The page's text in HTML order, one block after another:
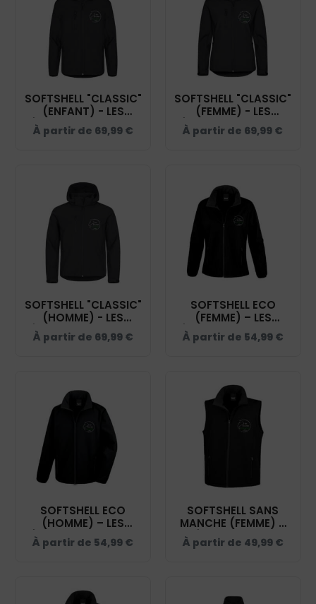
SOFTSHELL "CLASSIC"
(ENFANT) - LES
ÉCURIES D'ELENDIL -
NOIR - 0200909
À partir de 69,99 €
SOFTSHELL "CLASSIC"
(FEMME) - LES
ÉCURIES D'ELENDIL -
NOIR - 0200917
À partir de 69,99 €
SOFTSHELL "CLASSIC"
(HOMME) - LES
ÉCURIES D'ELENDIL -
NOIR - 0200912
À partir de 69,99 €
SOFTSHELL ECO
(FEMME) – LES
ÉCURIES D'ELENDIL -
NOIR - R231F
À partir de 54,99 €
SOFTSHELL ECO
(HOMME) – LES
ÉCURIES D'ELENDIL -
NOIR - RS231
À partir de 54,99 €
SOFTSHELL SANS
MANCHE (FEMME) –
LES ÉCURIES D'ELENDIL
- NOIR - R232F
À partir de 49,99 €